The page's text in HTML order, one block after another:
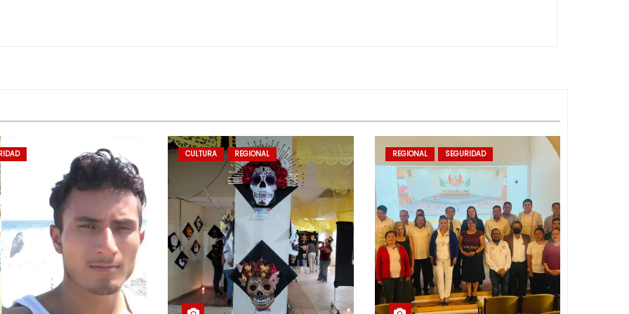
CULTURA REGIONAL REGIONAL SEGURIDAD